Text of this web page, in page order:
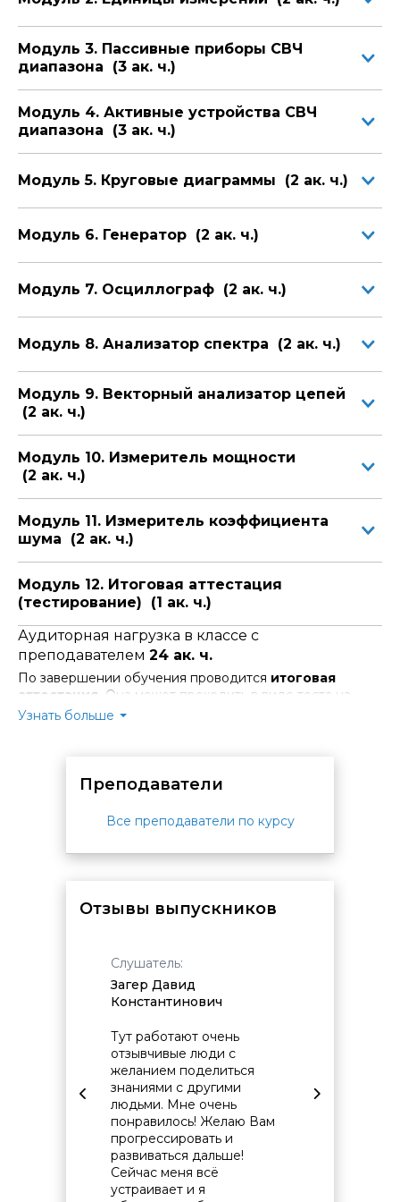
методы расчетов и измерения СВЧ
параметров.
Специалисты, обладающие этими знаниями и навыками,
в настоящее время крайне востребованы.
Обучение по мировым стандартам позволяет нашим
выпускникам работать в ведущих компаниях России и
Модуль 3. Пассивные приборы СВЧ
диапазона (3 ак. ч.)
Модуль 4. Активные устройства СВЧ
диапазона (3 ак. ч.)
Модуль 5. Круговые диаграммы (2 ак. ч.)
Модуль 6. Генератор (2 ак. ч.)
Модуль 7. Осциллограф (2 ак. ч.)
Модуль 8. Анализатор спектра (2 ак. ч.)
Модуль 9. Векторный анализатор цепей
(2 ак. ч.)
Модуль 10. Измеритель мощности
(2 ак. ч.)
Модуль 11. Измеритель коэффициента
шума (2 ак. ч.)
Модуль 12. Итоговая аттестация
(тестирование) (1 ак. ч.)
Аудиторная нагрузка в классе с
преподавателем 24 ак. ч.
По завершении обучения проводится итоговая
аттестация. Она может проходить в виде теста на
последнем занятии или основываться на результатах
Узнать больше
Преподаватели
Все преподаватели по курсу
Отзывы выпускников
Слушатель:
Загер Давид
Константинович
Тут работают очень
отзывчивые люди с
желанием поделиться
знаниями с другими
людьми. Мне очень
понравилось! Желаю Вам
прогрессировать и
развиваться дальше!
Сейчас меня всё
устраивает и я